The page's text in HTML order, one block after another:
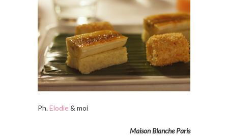
Ph.Elodie& moi
Maison Blanche Paris